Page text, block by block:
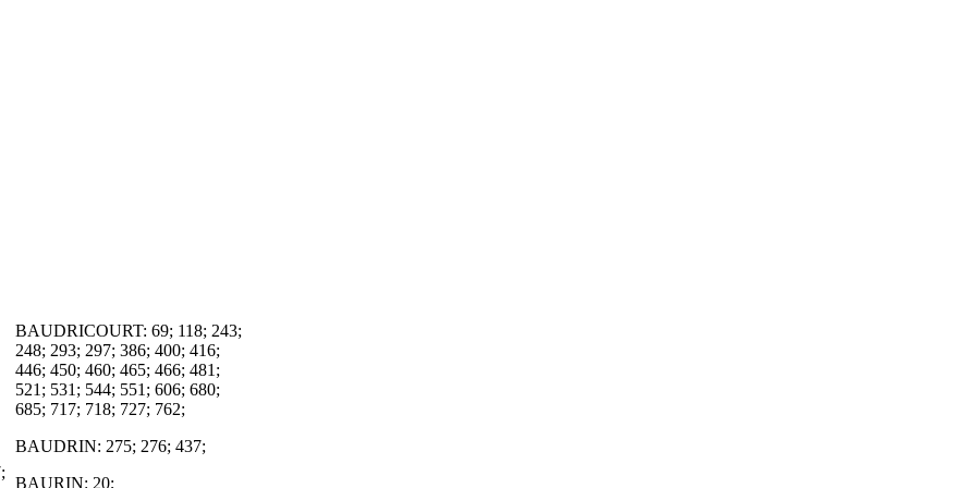
BAUDRICOURT: 69; 118; 243;
248; 293; 297; 386; 400; 416;
446; 450; 460; 465; 466; 481;
521; 531; 544; 551; 606; 680;
685; 717; 718; 727; 762;
BAUDRIN: 275; 276; 437;
BAURIN: 20;